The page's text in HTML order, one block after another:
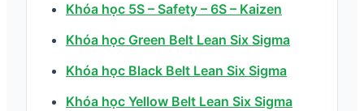
Khóa học 5S – Safety – 6S – Kaizen
Khóa học Green Belt Lean Six Sigma
Khóa học Black Belt Lean Six Sigma
Khóa học Yellow Belt Lean Six Sigma